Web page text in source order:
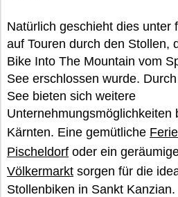
Natürlich geschieht dies unter
auf Touren durch den Stollen,
Bike Into The Mountain vom
See erschlossen wurde.
See bieten sich weitere
Unternehmungsmöglichkeiten
Kärnten. Eine gemütliche
Pischeldorf oder ein
Völkermarkt sorgen für die
Stollenbiken in Sankt Kanzian.